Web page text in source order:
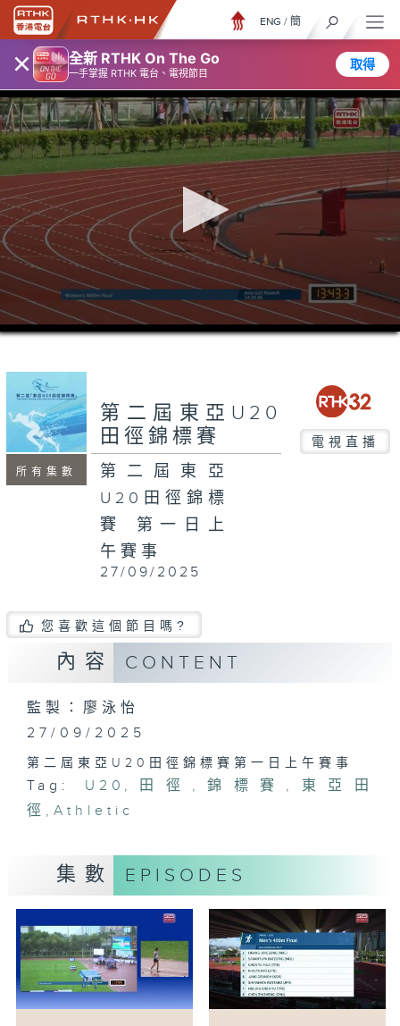
× 全新 RTHK On The Go
一手掌握 RTHK 電台、電視節目
取得
ENG / 簡
0
seconds
hours,
minutes,
24
seconds
所有集數
第二屆東亞U20
田徑錦標賽
電視直播
第二屆東亞
U20田徑錦標
賽 第一日上
午賽事
27/09/2025
您喜歡這個節目嗎?
內容 CONTENT
監製：廖泳怡
27/09/2025
第二屆東亞U20田徑錦標賽第一日上午賽事
Tag: U20 , 田徑 , 錦標賽 ,
東亞田
徑 ,Athletic
集數 EPISODES